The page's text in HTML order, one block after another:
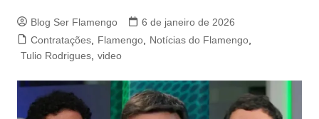
Blog Ser Flamengo
6 de janeiro de 2026
Contratações, Flamengo, Notícias do Flamengo,
Tulio Rodrigues, video